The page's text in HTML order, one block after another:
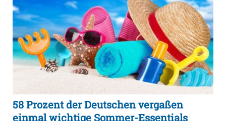
58 Prozent der Deutschen vergaßen
einmal wichtige Sommer-Essentials